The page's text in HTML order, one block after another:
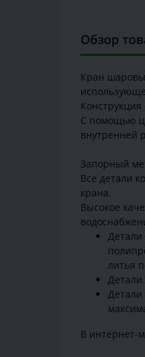
Обзор
Кран
С помощью
внутренней
Запорный
Все детали
крана.
Высокое
Детали
литья
Детали
Детали
В интернет-